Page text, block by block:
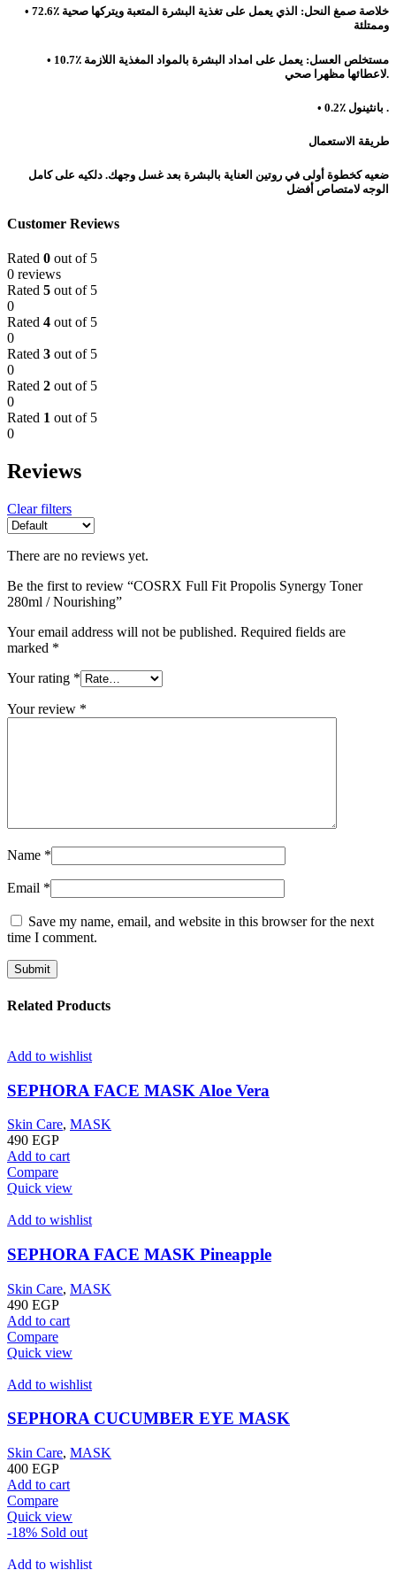
• 72.6٪ خلاصة صمغ النحل: الذي يعمل على تغذية البشرة المتعبة ويتركها صحية
وممتلئة
• 10.7٪ مستخلص العسل: يعمل على امداد البشرة بالمواد المغذية اللازمة
لاعطائها مظهرا صحي.
• 0.2٪ بانثينول .
طريقة الاستعمال
ضعيه كخطوة أولى في روتين العناية بالبشرة بعد غسل وجهك. دلكيه على كامل
الوجه لامتصاص أفضل
Customer Reviews
Rated 0 out of 5
0 reviews
Rated 5 out of 5
0
Rated 4 out of 5
0
Rated 3 out of 5
0
Rated 2 out of 5
0
Rated 1 out of 5
0
Reviews
Clear filters
There are no reviews yet.
Be the first to review “COSRX Full Fit Propolis Synergy Toner
280ml / Nourishing”
Your email address will not be published. Required fields are
marked *
Your rating *
Your review *
Name *
Email *
Save my name, email, and website in this browser for the next
time I comment.
Related Products
Add to wishlist
SEPHORA FACE MASK Aloe Vera
Skin Care, MASK
490 EGP
Add to cart
Compare
Quick view
Add to wishlist
SEPHORA FACE MASK Pineapple
Skin Care, MASK
490 EGP
Add to cart
Compare
Quick view
Add to wishlist
SEPHORA CUCUMBER EYE MASK
Skin Care, MASK
400 EGP
Add to cart
Compare
Quick view
-18% Sold out
Add to wishlist